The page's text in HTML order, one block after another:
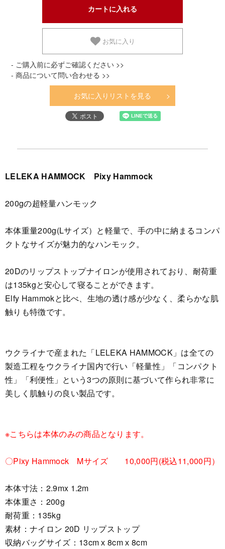
お気に入り
- ご購入前に必ずご確認ください >>
- 商品について問い合わせる >>
お気に入りリストを見る
LELEKA HAMMOCK Pixy Hammock
200gの超軽量ハンモック
本体重量200g(Lサイズ）と軽量で、手の中に納まるコンパ
クトなサイズが魅力的なハンモック。
20Dのリップストップナイロンが使用されており、耐荷重
は135kgと安心して寝ることができます。
Elfy Hammokと比べ、生地の透け感が少なく、柔らかな肌
触りも特徴です。
ウクライナで産まれた「LELEKA HAMMOCK」は全ての
製造工程をウクライナ国内で行い「軽量性」「コンパクト
性」「利便性」という3つの原則に基づいて作られ非常に
美しく肌触りの良い製品です。
※こちらは本体のみの商品となります。
〇Pixy Hammock Mサイズ 10,000円(税込11,000円）
本体寸法：2.9mx 1.2m
本体重さ：200g
耐荷重：135kg
素材：ナイロン 20D リップストップ
収納バッグサイズ：13cm х 8cm х 8cm